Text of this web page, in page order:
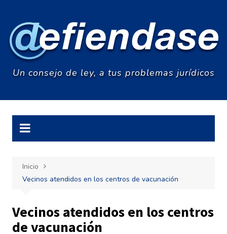
contenido
Un consejo de ley, a tus problemas jurídicos
Inicio
Vecinos atendidos en los centros de vacunación
Vecinos atendidos en los centros
de vacunación